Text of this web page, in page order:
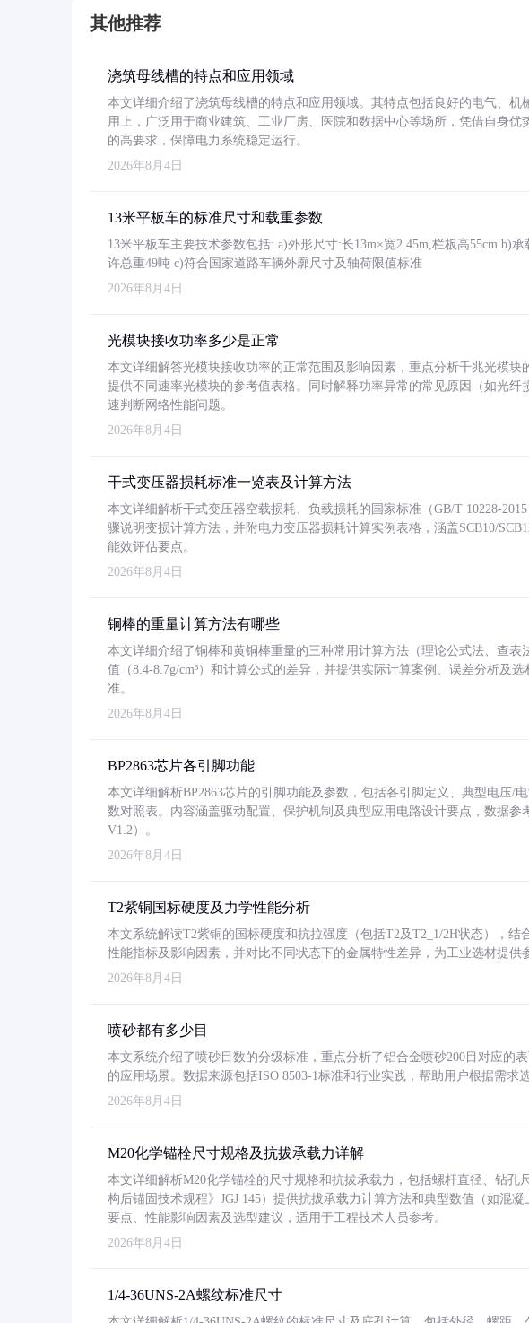
其他推荐
浇筑母线槽的特点和应用领域
本文详细介绍了浇筑母线槽的特点和应用领域。其特点包括良好的电气、机
用上，广泛用于商业建筑、工业厂房、医院和数据中心等场所，凭借自身优
的高要求，保障电力系统稳定运行。
2026年8月4日
13米平板车的标准尺寸和载重参数
13米平板车主要技术参数包括: a)外形尺寸:长13m×宽2.45m,栏板高55cm b)
许总重49吨 c)符合国家道路车辆外廓尺寸及轴荷限值标准
2026年8月4日
光模块接收功率多少是正常
本文详细解答光模块接收功率的正常范围及影响因素，重点分析千兆光模块
提供不同速率光模块的参考值表格。同时解释功率异常的常见原因（如光
速判断网络性能问题。
2026年8月4日
干式变压器损耗标准一览表及计算方法
本文详细解析干式变压器空载损耗、负载损耗的国家标准（GB/T 10228-
骤说明变损计算方法，并附电力变压器损耗计算实例表格，涵盖SCB10/
能效评估要点。
2026年8月4日
铜棒的重量计算方法有哪些
本文详细介绍了铜棒和黄铜棒重量的三种常用计算方法（理论公式法、查表
值（8.4-8.7g/cm³）和计算公式的差异，并提供实际计算案例、误差分析及
准。
2026年8月4日
BP2863芯片各引脚功能
本文详细解析BP2863芯片的引脚功能及参数，包括各引脚定义、典型电压/
数对照表。内容涵盖驱动配置、保护机制及典型应用电路设计要点，数据参
V1.2）。
2026年8月4日
T2紫铜国标硬度及力学性能分析
本文系统解读T2紫铜的国标硬度和抗拉强度（包括T2及T2_1/2H状态），结
性能指标及影响因素，并对比不同状态下的金属特性差异，为工业选材提供
2026年8月4日
喷砂都有多少目
本文系统介绍了喷砂目数的分级标准，重点分析了铝合金喷砂200目对应的
的应用场景。数据来源包括ISO 8503-1标准和行业实践，帮助用户根据需求
2026年8月4日
M20化学锚栓尺寸规格及抗拔承载力详解
本文详细解析M20化学锚栓的尺寸规格和抗拔承载力，包括螺杆直径、钻孔
构后锚固技术规程》JGJ 145）提供抗拔承载力计算方法和典型数值（如混
要点、性能影响因素及选型建议，适用于工程技术人员参考。
2026年8月4日
1/4-36UNS-2A螺纹标准尺寸